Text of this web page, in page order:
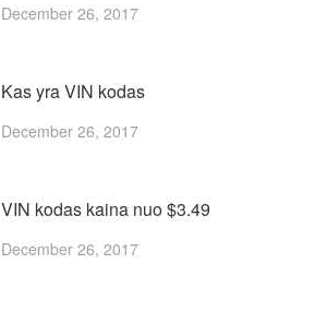
December 26, 2017
Kas yra VIN kodas
December 26, 2017
VIN kodas kaina nuo $3.49
December 26, 2017